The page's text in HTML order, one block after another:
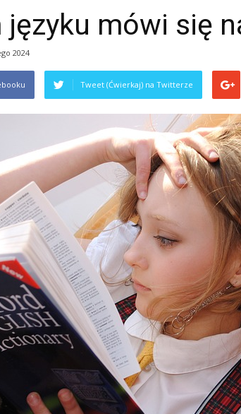
języku mówi się
2024
Tweet (Ćwierkaj) na Twitterze